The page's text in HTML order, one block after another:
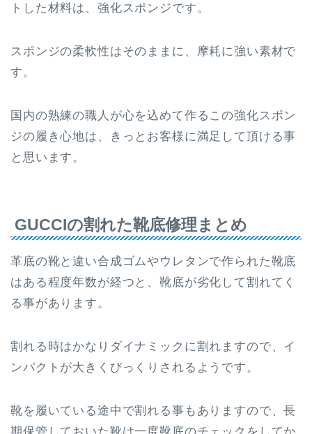
トした材料は、強化スポンジです。
スポンジの柔軟性はそのままに、摩耗に強い素材で
す。
国内の熟練の職人が心を込めて作るこの強化スポン
ジの履き心地は、きっとお客様に満足して頂ける事
と思います。
GUCCIの割れた靴底修理まとめ
革底の靴と違い合成ゴムやウレタンで作られた靴底
はある程度年数が経つと、靴底が劣化して割れてく
る事があります。
割れる時はかなりダイナミックに割れますので、イ
ンパクトが大きくびっくりされるようです。
靴を履いている途中で割れる事もありますので、長